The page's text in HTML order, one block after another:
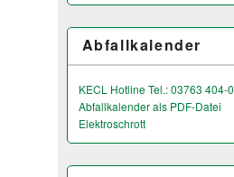
Abfallkalender
KECL Hotline Tel.: 03763 404-0
Abfallkalender als PDF-Datei
Elektroschrott